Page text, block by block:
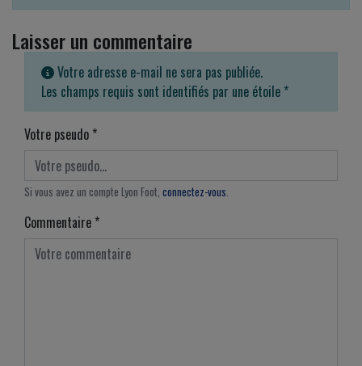
Laisser un commentaire
Votre adresse e-mail ne sera pas publiée.
Les champs requis sont identifiés par une étoile *
Votre pseudo *
Si vous avez un compte Lyon Foot, connectez-vous
Commentaire *